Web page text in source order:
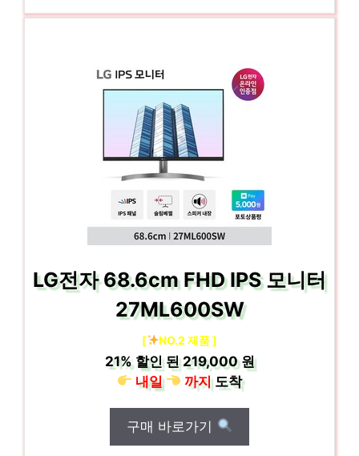
LG전자 68.6cm FHD IPS 모니터
27ML600SW
[ NO.2 제품 ]
21%할인 된219,000 원
내일
까지도착
구매 바로가기